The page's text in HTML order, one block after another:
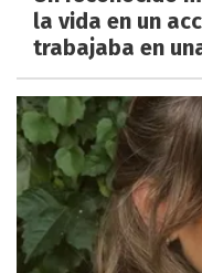
la vida en un
trabajaba en